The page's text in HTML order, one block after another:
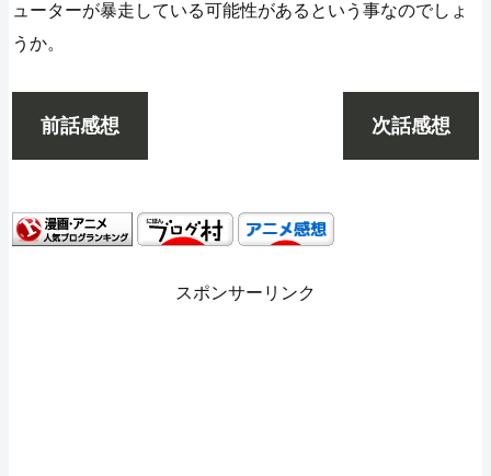
ューターが暴走している可能性があるという事なのでしょ
うか。
前話感想 次話感想
スポンサーリンク